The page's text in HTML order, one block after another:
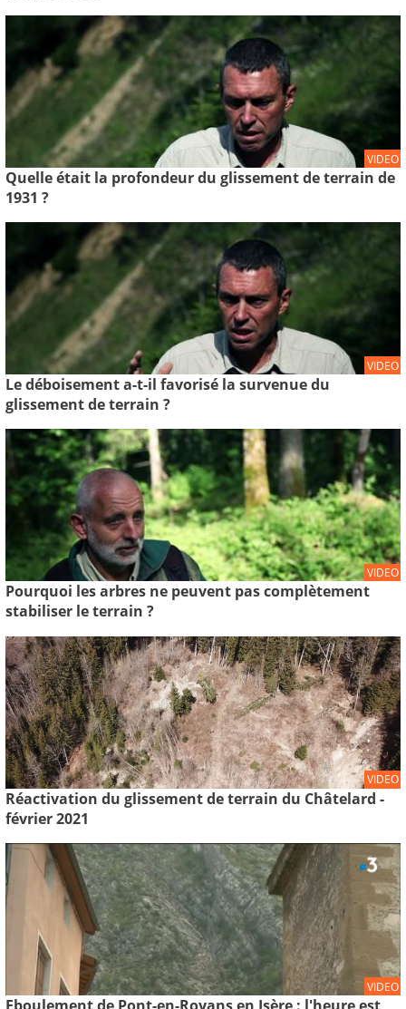
VIDEO
Quelle était la profondeur du glissement de terrain de
1931 ?
VIDEO
Le déboisement a-t-il favorisé la survenue du
glissement de terrain ?
VIDEO
Pourquoi les arbres ne peuvent pas complètement
stabiliser le terrain ?
VIDEO
Réactivation du glissement de terrain du Châtelard -
février 2021
VIDEO